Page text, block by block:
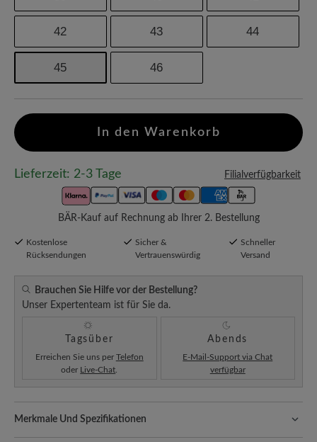
42 43 44
45 46
In den Warenkorb
Lieferzeit: 2-3 Tage Filialverfügbarkeit
BÄR-Kauf auf Rechnung ab Ihrer 2. Bestellung
Kostenlose
Rücksendungen
Sicher &
Vertrauenswürdig
Schneller
Versand
Brauchen Sie Hilfe vor der Bestellung?
Unser Expertenteam ist für Sie da.
Tagsüber
Erreichen Sie uns per Telefon
oder Live-Chat
Abends
E-Mail-Support via Chat
verfügbar
Merkmale Und Spezifikationen